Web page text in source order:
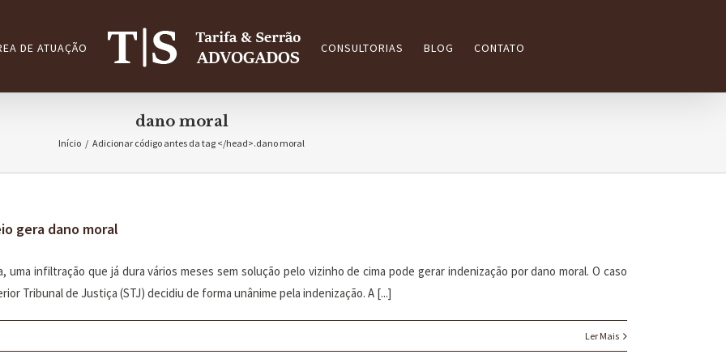
DE ATUAÇÃO CONSULTORIAS BLOG CONTATO
dano moral
Início / Adicionar código antes da tag </head>.dano moral
gera dano moral
uma infiltração que já dura vários meses sem solução pelo vizinho de cima pode gerar indenização por dano moral. O caso
Tribunal de Justiça (STJ) decidiu de forma unânime pela indenização. A [...]
Ler Mais